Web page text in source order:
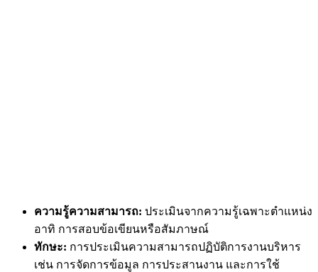
ความรู้ความสามารถ: ประเมินจากความรู้เฉพาะตำแหน่ง
อาทิ การสอบข้อเขียนหรือสัมภาษณ์
ทักษะ: การประเมินความสามารถปฏิบัติการงานบริหาร
เช่น การจัดการข้อมูล การประสานงาน และการใช้